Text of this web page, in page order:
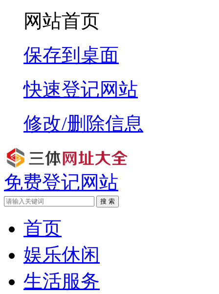
网站首页
保存到桌面
快速登记网站
修改/删除信息
免费登记网站
搜 索
首页
娱乐休闲
生活服务